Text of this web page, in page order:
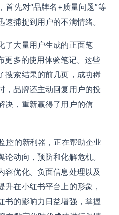
首先对“品牌名+质量问题”等
捕捉到用户的不满情绪。
了大量用户生成的正面笔
更多的使用体验笔记。这些
搜索结果的前几页，成功稀
，品牌还主动回复用户的投
决，重新赢得了用户的信
控的新利器，正在帮助企业
动向，预防和化解危机。
容优化、负面信息处理以及
在小红书平台上的形象，
书的影响力日益增强，掌握